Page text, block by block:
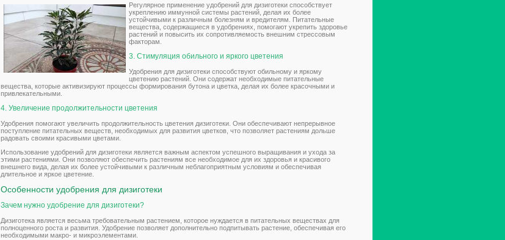
Регулярное применение удобрений для дизиготеки способствует
укреплению иммунной системы растений, делая их более
устойчивыми к различным болезням и вредителям. Питательные
вещества, содержащиеся в удобрениях, помогают укрепить здоровье
растений и повысить их сопротивляемость внешним стрессовым
факторам.
3. Стимуляция обильного и яркого цветения
Удобрения для дизиготеки способствуют обильному и яркому
цветению растений. Они содержат необходимые питательные
вещества, которые активизируют процессы формирования бутона и цветка, делая их более красочными и
привлекательными.
4. Увеличение продолжительности цветения
Удобрения помогают увеличить продолжительность цветения дизиготеки. Они обеспечивают непрерывное
поступление питательных веществ, необходимых для развития цветков, что позволяет растениям дольше
радовать своими красивыми цветами.
Использование удобрений для дизиготеки является важным аспектом успешного выращивания и ухода за
этими растениями. Они позволяют обеспечить растениям все необходимое для их здоровья и красивого
внешнего вида, делая их более устойчивыми к различным неблагоприятным условиям и обеспечивая
длительное и яркое цветение.
Особенности удобрения для дизиготеки
Зачем нужно удобрение для дизиготеки?
Дизиготека является весьма требовательным растением, которое нуждается в питательных веществах для
полноценного роста и развития. Удобрение позволяет дополнительно подпитывать растение, обеспечивая его
необходимыми макро- и микроэлементами.